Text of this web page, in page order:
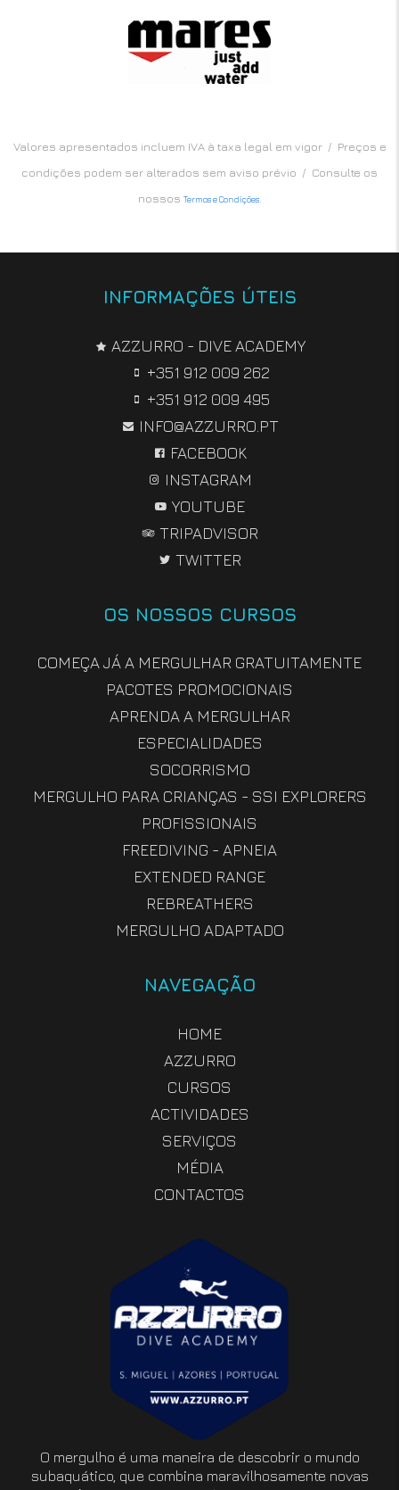
Valores apresentados incluem IVA à taxa legal em vigor / Preços e
condições podem ser alterados sem aviso prévio / Consulte os
nossos Termos e Condições.
O mergulho é uma maneira de descobrir o mundo
subaquático, que combina maravilhosamente novas
NAVEGAÇÃO
HOME
AZZURRO
CURSOS
ACTIVIDADES
SERVIÇOS
MÉDIA
CONTACTOS
OS NOSSOS CURSOS
COMEÇA JÁ A MERGULHAR GRATUITAMENTE
PACOTES PROMOCIONAIS
APRENDA A MERGULHAR
ESPECIALIDADES
SOCORRISMO
MERGULHO PARA CRIANÇAS - SSI EXPLORERS
PROFISSIONAIS
FREEDIVING - APNEIA
EXTENDED RANGE
REBREATHERS
MERGULHO ADAPTADO
INFORMAÇÕES ÚTEIS
AZZURRO - DIVE ACADEMY
+351 912 009 262
+351 912 009 495
INFO@AZZURRO.PT
FACEBOOK
INSTAGRAM
YOUTUBE
TRIPADVISOR
TWITTER